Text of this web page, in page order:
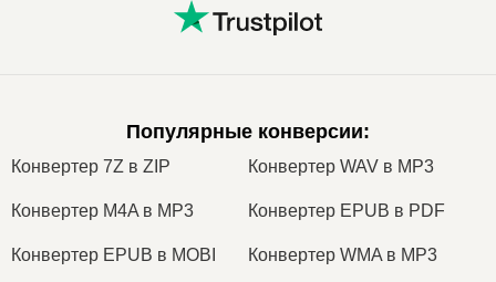
Популярные конверсии:
Конвертер 7Z в ZIP Конвертер WAV в MP3
Конвертер M4A в MP3 Конвертер EPUB в PDF
Конвертер EPUB в MOBI Конвертер WMA в MP3